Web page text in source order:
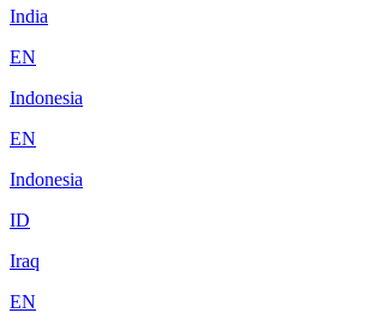
India
EN
Indonesia
EN
Indonesia
ID
Iraq
EN